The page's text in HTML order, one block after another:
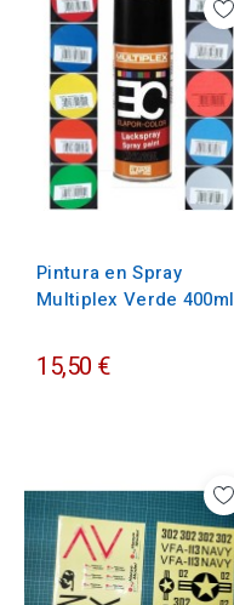
Pintura en Spray
Multiplex Verde 400ml
15,50 €